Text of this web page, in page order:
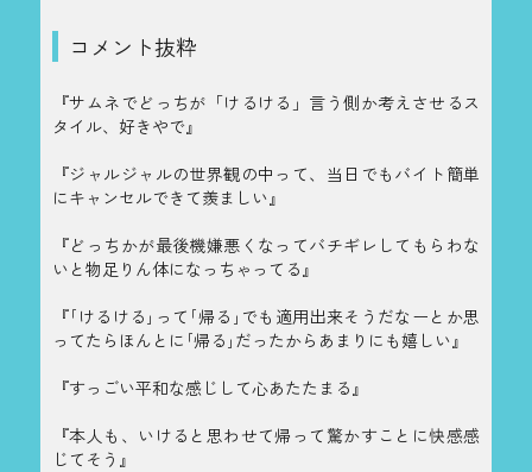
コメント抜粋
『サムネでどっちが「けるける」言う側か考えさせるス
タイル、好きやで』
『ジャルジャルの世界観の中って、当日でもバイト簡単
にキャンセルできて羨ましい』
『どっちかが最後機嫌悪くなってバチギレしてもらわな
いと物足りん体になっちゃってる』
『｢けるける｣って｢帰る｣でも適用出来そうだなーとか思
ってたらほんとに｢帰る｣だったからあまりにも嬉しい』
『すっごい平和な感じして心あたたまる』
『本人も、いけると思わせて帰って驚かすことに快感感
じてそう』